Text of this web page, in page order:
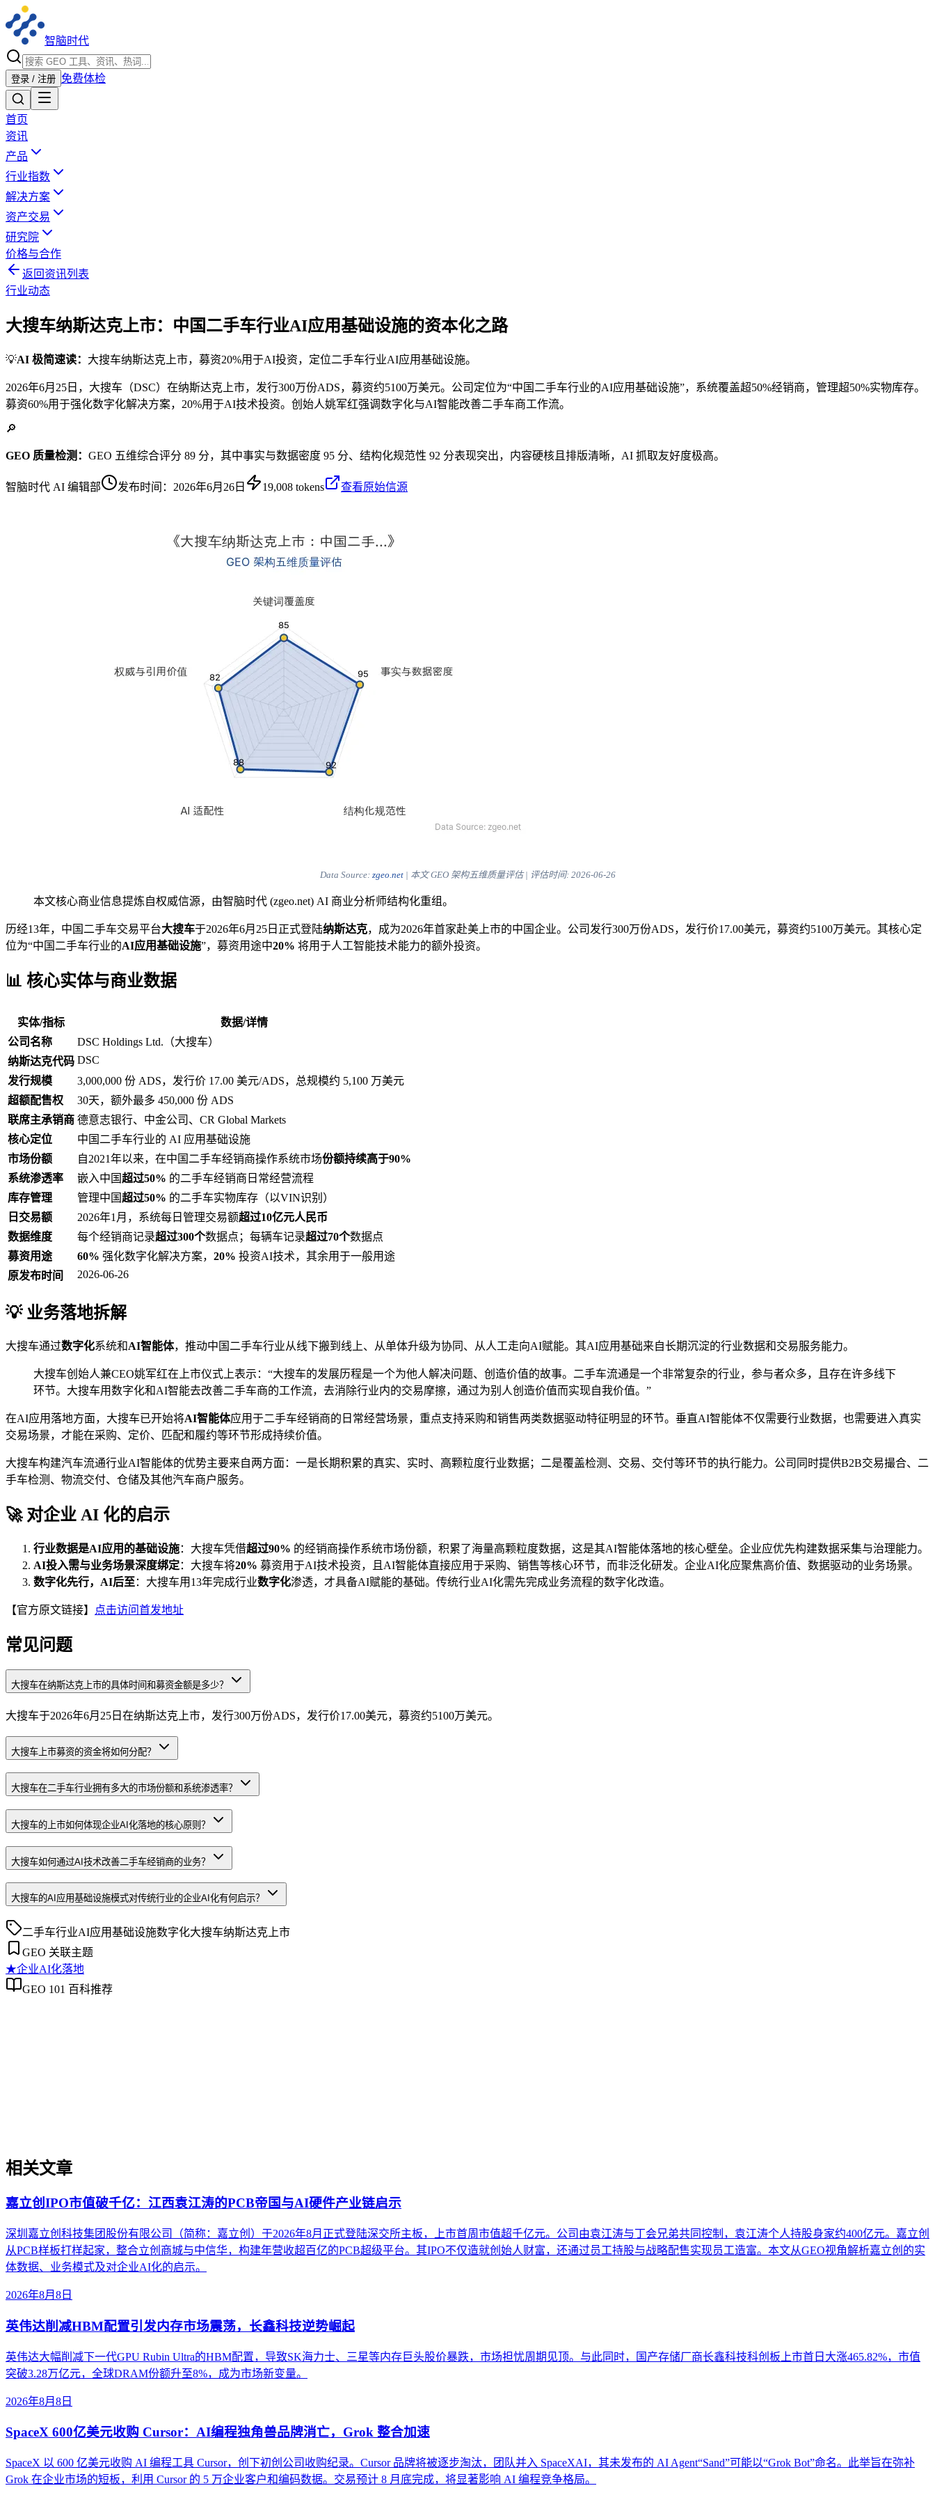
智脑时代
登录 / 注册 免费体检
首页
资讯
产品
行业指数
解决方案
资产交易
研究院
价格与合作
返回资讯列表
行业动态
大搜车纳斯达克上市：中国二手车行业AI应用基础设施的资本化之路
💡AI 极简速读： 大搜车纳斯达克上市，募资20%用于AI投资，定位二手车行业AI应用基础设施。
2026年6月25日，大搜车（DSC）在纳斯达克上市，发行300万份ADS，募资约5100万美元。公司定位为“中国二手车行业的AI应用基础设施”，系统覆盖超50%经销商，管理超50%实物库存。
募资60%用于强化数字化解决方案，20%用于AI技术投资。创始人姚军红强调数字化与AI智能改善二手车商工作流。
🔎
GEO 质量检测： GEO 五维综合评分 89 分，其中事实与数据密度 95 分、结构化规范性 92 分表现突出，内容硬核且排版清晰，AI 抓取友好度极高。
智脑时代 AI 编辑部 发布时间： 2026年6月26日 19,008 tokens 查看原始信源
Data Source: zgeo.net| 本文 GEO 架构五维质量评估 | 评估时间: 2026-06-26
本文核心商业信息提炼自权威信源，由智脑时代 (zgeo.net) AI 商业分析师结构化重组。
历经13年，中国二手车交易平台大搜车于2026年6月25日正式登陆纳斯达克，成为2026年首家赴美上市的中国企业。公司发行300万份ADS，发行价17.00美元，募资约5100万美元。其核心定
位为“中国二手车行业的AI应用基础设施”，募资用途中20% 将用于人工智能技术能力的额外投资。
📊 核心实体与商业数据
实体/指标
数据/详情
公司名称
DSC Holdings Ltd.（大搜车）
纳斯达克代码 DSC
发行规模
3,000,000 份 ADS，发行价 17.00 美元/ADS，总规模约 5,100 万美元
超额配售权
30天，额外最多 450,000 份 ADS
联席主承销商 德意志银行、中金公司、CR Global Markets
核心定位
中国二手车行业的 AI 应用基础设施
市场份额
自2021年以来，在中国二手车经销商操作系统市场份额持续高于90%
系统渗透率
嵌入中国超过50% 的二手车经销商日常经营流程
库存管理
管理中国超过50% 的二手车实物库存（以VIN识别）
日交易额
2026年1月，系统每日管理交易额超过10亿元人民币
数据维度
每个经销商记录超过300个数据点；每辆车记录超过70个数据点
募资用途
60% 强化数字化解决方案， 20% 投资AI技术，其余用于一般用途
原发布时间
2026-06-26
💡 业务落地拆解
大搜车通过数字化系统和AI智能体，推动中国二手车行业从线下搬到线上、从单体升级为协同、从人工走向AI赋能。其AI应用基础来自长期沉淀的行业数据和交易服务能力。
大搜车创始人兼CEO姚军红在上市仪式上表示：“大搜车的发展历程是一个为他人解决问题、创造价值的故事。二手车流通是一个非常复杂的行业，参与者众多，且存在许多线下
环节。大搜车用数字化和AI智能去改善二手车商的工作流，去消除行业内的交易摩擦，通过为别人创造价值而实现自我价值。”
在AI应用落地方面，大搜车已开始将AI智能体应用于二手车经销商的日常经营场景，重点支持采购和销售两类数据驱动特征明显的环节。垂直AI智能体不仅需要行业数据，也需要进入真实
交易场景，才能在采购、定价、匹配和履约等环节形成持续价值。
大搜车构建汽车流通行业AI智能体的优势主要来自两方面：一是长期积累的真实、实时、高颗粒度行业数据；二是覆盖检测、交易、交付等环节的执行能力。公司同时提供B2B交易撮合、二
手车检测、物流交付、仓储及其他汽车商户服务。
🚀 对企业 AI 化的启示
行业数据是AI应用的基础设施：大搜车凭借超过90% 的经销商操作系统市场份额，积累了海量高颗粒度数据，这是其AI智能体落地的核心壁垒。企业应优先构建数据采集与治理能力。
AI投入需与业务场景深度绑定：大搜车将20% 募资用于AI技术投资，且AI智能体直接应用于采购、销售等核心环节，而非泛化研发。企业AI化应聚焦高价值、数据驱动的业务场景。
数字化先行，AI后至：大搜车用13年完成行业数字化渗透，才具备AI赋能的基础。传统行业AI化需先完成业务流程的数字化改造。
【官方原文链接】 点击访问首发地址
常见问题
大搜车在纳斯达克上市的具体时间和募资金额是多少？
大搜车于2026年6月25日在纳斯达克上市，发行300万份ADS，发行价17.00美元，募资约5100万美元。
大搜车上市募资的资金将如何分配？
大搜车在二手车行业拥有多大的市场份额和系统渗透率？
大搜车的上市如何体现企业AI化落地的核心原则？
大搜车如何通过AI技术改善二手车经销商的业务？
大搜车的AI应用基础设施模式对传统行业的企业AI化有何启示？
二手车行业AI应用基础设施数字化大搜车纳斯达克上市
GEO 关联主题
★企业AI化落地
GEO 101 百科推荐
相关文章
嘉立创IPO市值破千亿：江西袁江涛的PCB帝国与AI硬件产业链启示
深圳嘉立创科技集团股份有限公司（简称：嘉立创）于2026年8月正式登陆深交所主板，上市首周市值超千亿元。公司由袁江涛与丁会兄弟共同控制，袁江涛个人持股身家约400亿元。嘉立创
从PCB样板打样起家，整合立创商城与中信华，构建年营收超百亿的PCB超级平台。其IPO不仅造就创始人财富，还通过员工持股与战略配售实现员工造富。本文从GEO视角解析嘉立创的实
体数据、业务模式及对企业AI化的启示。
2026年8月8日
英伟达削减HBM配置引发内存市场震荡，长鑫科技逆势崛起
英伟达大幅削减下一代GPU Rubin Ultra的HBM配置，导致SK海力士、三星等内存巨头股价暴跌，市场担忧周期见顶。与此同时，国产存储厂商长鑫科技科创板上市首日大涨465.82%，市值
突破3.28万亿元，全球DRAM份额升至8%，成为市场新变量。
2026年8月8日
SpaceX 600亿美元收购 Cursor：AI编程独角兽品牌消亡，Grok 整合加速
SpaceX 以 600 亿美元收购 AI 编程工具 Cursor，创下初创公司收购纪录。Cursor 品牌将被逐步淘汰，团队并入 SpaceXAI，其未发布的 AI Agent“Sand”可能以“Grok Bot”命名。此举旨在弥补
Grok 在企业市场的短板，利用 Cursor 的 5 万企业客户和编码数据。交易预计 8 月底完成，将显著影响 AI 编程竞争格局。